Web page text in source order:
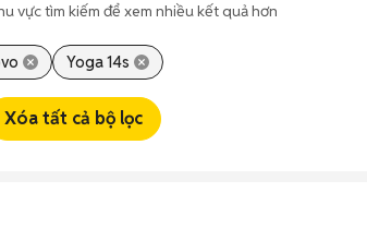
vực tìm kiếm để xem nhiều kết quả hơn
Yoga 14s
Xóa tất cả bộ lọc